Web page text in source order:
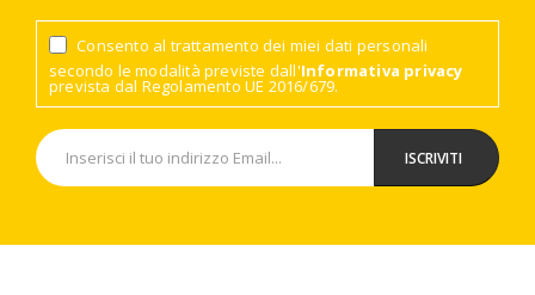
Consento al trattamento dei miei dati personali
secondo le modalità previste dall'Informativa privacy
prevista dal Regolamento UE 2016/679.